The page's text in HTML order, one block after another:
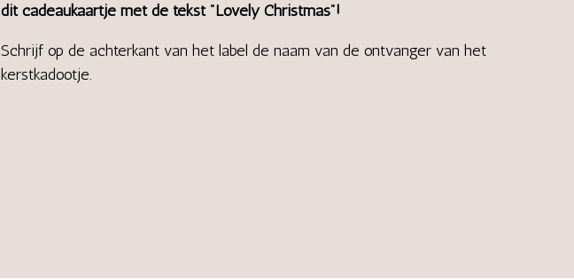
dit cadeaukaartje met de tekst "Lovely Christmas"!
Schrijf op de achterkant van het label de naam van de ontvanger van het
kerstkadootje.